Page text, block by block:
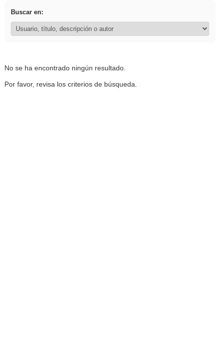
Buscar en:
No se ha encontrado ningún resultado.
Por favor, revisa los criterios de búsqueda.